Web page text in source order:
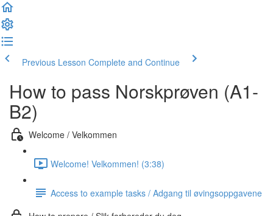
Previous Lesson Complete and Continue
How to pass Norskprøven (A1-
B2)
Welcome / Velkommen
Welcome! Velkommen! (3:38)
Access to example tasks / Adgang til øvingsoppgavene